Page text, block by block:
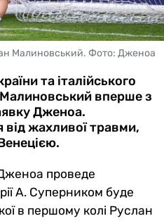
Малиновський. Фото: Дженоа
та італійського
вперше з
Дженоа.
від жахливої травми,
проведе
А. Суперником буде
в першому колі Руслан